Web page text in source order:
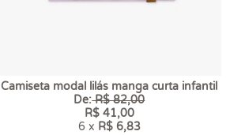
Camiseta modal lilás manga curta infantil
De:R$ 82,00
R$ 41,00
6 x R$ 6,83